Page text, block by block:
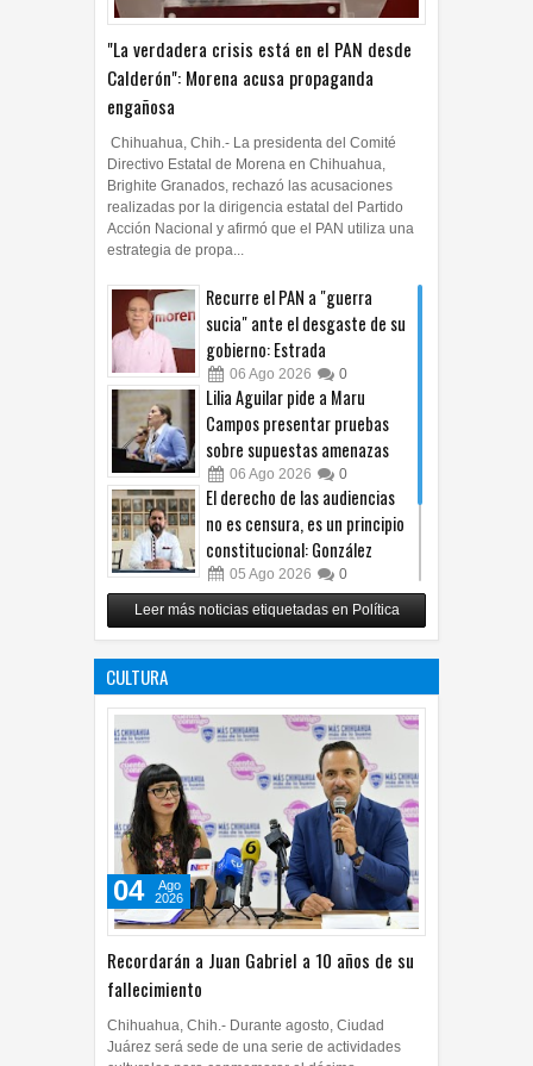
"La verdadera crisis está en el PAN desde
Calderón": Morena acusa propaganda
engañosa
Directivo Estatal de Morena en Chihuahua,
Brighite Granados, rechazó las acusaciones
realizadas por la dirigencia estatal del Partido
Acción Nacional y afirmó que el PAN utiliza una
estrategia de propa...
sucia" ante el desgaste de su
gobierno: Estrada
06 Ago 2026
Lilia Aguilar pide a Maru
Campos presentar pruebas
sobre supuestas amenazas
06 Ago 2026 0
El derecho de las audiencias
no es censura, es un principio
constitucional: González
05 Ago 2026 0
Relanza Villalobos programa
de afiliación del PRI en
Tamaulipas
05Ago 2026 0
Leer más noticias etiquetadas en Política
CULTURA
Recordarán a Juan Gabriel a 10 años de su
fallecimiento
04
Ago
2026
Juárez será sede de una serie de actividades
culturales para conmemorar el décimo